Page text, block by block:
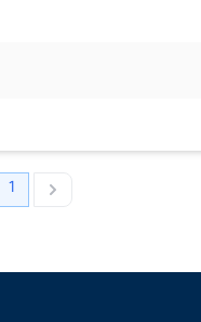
Previous
1